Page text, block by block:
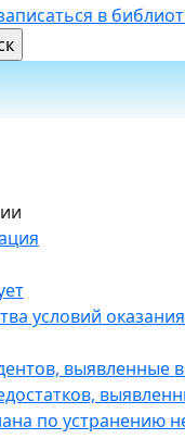
условий оказания
выявленные
по устранению